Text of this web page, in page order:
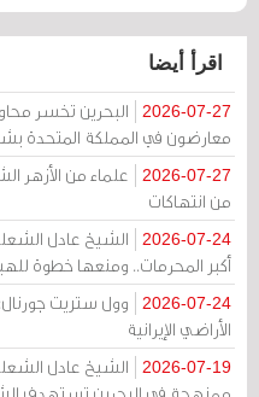
اقرأ أيضا
2026-07-27
البحرين تخسر
معارضون في المملكة المتحدة
2026-07-27
علماء من الأزهر
من انتهاكات
2026-07-24
الشيخ عادل
أكبر المحرمات.. ومنعها خطوة
2026-07-24
وول ستريت
الأراضي الإيرانية
2026-07-19
الشيخ عادل